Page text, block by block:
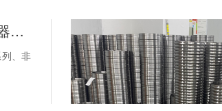
薄壁角接触球轴承能用在机器人上吗？薄壁轴承有哪些优点？
、非